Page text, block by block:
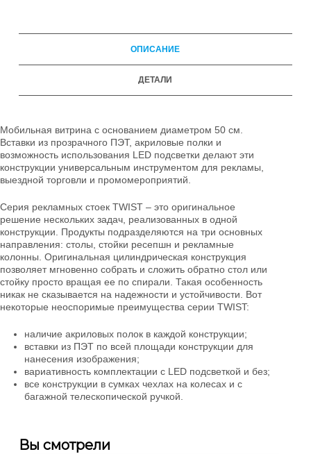
ОПИСАНИЕ
ДЕТАЛИ
Мобильная витрина с основанием диаметром 50 см.
Вставки из прозрачного ПЭТ, акриловые полки и
возможность использования LED подсветки делают эти
конструкции универсальным инструментом для рекламы,
выездной торговли и промомероприятий.
Серия рекламных стоек TWIST – это оригинальное
решение нескольких задач, реализованных в одной
конструкции. Продукты подразделяются на три основных
направления: столы, стойки ресепшн и рекламные
колонны. Оригинальная цилиндрическая конструкция
позволяет мгновенно собрать и сложить обратно стол или
стойку просто вращая ее по спирали. Такая особенность
никак не сказывается на надежности и устойчивости. Вот
некоторые неоспоримые преимущества серии TWIST:
наличие акриловых полок в каждой конструкции;
вставки из ПЭТ по всей площади конструкции для
нанесения изображения;
вариативность комплектации с LED подсветкой и без;
все конструкции в сумках чехлах на колесах и с
багажной телескопической ручкой.
Вы смотрели